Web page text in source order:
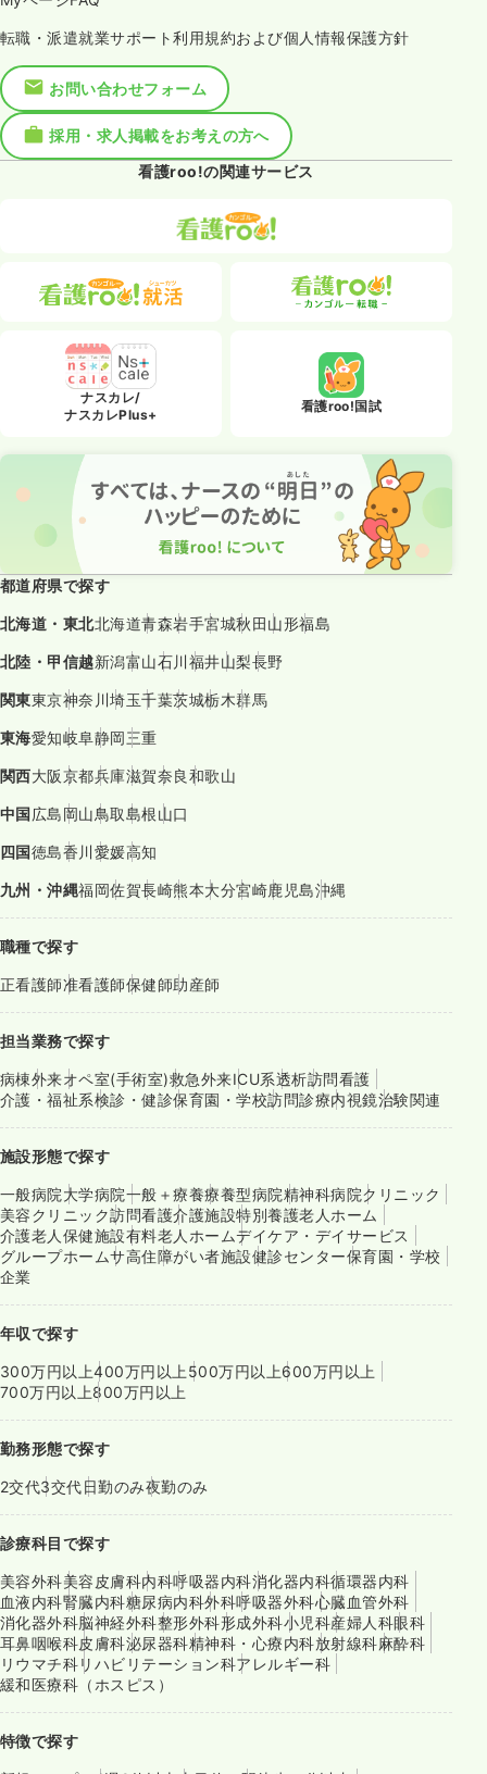
転職・派遣就業サポート利用規約および個人情報保護方針
お問い合わせフォーム
採用・求人掲載をお考えの方へ
看護roo!の関連サービス
ナスカレ/
ナスカレPlus+
看護roo!国試
都道府県で探す
北海道・東北北海道青森岩手宮城秋田山形福島
北陸・甲信越新潟富山石川福井山梨長野
関東東京神奈川埼玉千葉茨城栃木群馬
東海愛知岐阜静岡三重
関西大阪京都兵庫滋賀奈良和歌山
中国広島岡山鳥取島根山口
四国徳島香川愛媛高知
九州・沖縄福岡佐賀長崎熊本大分宮崎鹿児島沖縄
職種で探す
正看護師准看護師保健師助産師
担当業務で探す
病棟外来オペ室(手術室)救急外来ICU系透析訪問看護
介護・福祉系検診・健診保育園・学校訪問診療内視鏡治験関連
施設形態で探す
一般病院大学病院一般＋療養療養型病院精神科病院クリニック
美容クリニック訪問看護介護施設特別養護老人ホーム
介護老人保健施設有料老人ホームデイケア・デイサービス
グループホームサ高住障がい者施設健診センター保育園・学校
企業
年収で探す
300万円以上400万円以上 500万円以上600万円以上
700万円以上800万円以上
勤務形態で探す
2交代3交代日勤のみ夜勤のみ
診療科目で探す
美容外科美容皮膚科内科呼吸器内科消化器内科循環器内科
血液内科腎臓内科糖尿病内科外科呼吸器外科心臓血管外科
消化器外科脳神経外科整形外科形成外科小児科産婦人科眼科
耳鼻咽喉科皮膚科泌尿器科精神科・心療内科放射線科麻酔科
リウマチ科リハビリテーション科アレルギー科
緩和医療科（ホスピス）
特徴で探す